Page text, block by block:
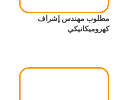
مطلوب مهندس إشراف
كهروميكانيكي